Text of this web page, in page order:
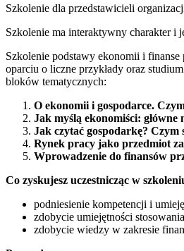
Szkolenie dla przedstawicieli
Szkolenie ma interaktywny charakter i
Szkolenie podstawy ekonomii i
oparciu o liczne przykłady oraz
bloków tematycznych:
O ekonomii i gospodarce.
Jak myślą ekonomiści:
Jak czytać gospodarkę? Czym
Rynek pracy jako przedmiot
Wprowadzenie do finansów
Co zyskujesz uczestnicząc w
podniesienie kompetencji i
zdobycie umiejętności
zdobycie wiedzy w zakresie